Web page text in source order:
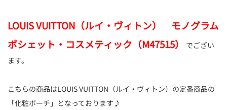
LOUIS VUITTON（ルイ・ヴィトン） モノグラム
ポシェット・コスメティック（M47515）
でござい
ます。
こちらの商品はLOUIS VUITTON（ルイ・ヴィトン）の定番商品の
「化粧ポーチ」となっております♪